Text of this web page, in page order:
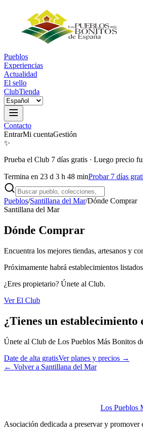
Pueblos
Experiencias
Actualidad
El sello
ClubTienda
Contacto
EntrarMi cuentaGestión
✨
Prueba el Club 7 días gratis · Luego precio
Termina en 23 d 3 h 48 minProbar 7 días
Pueblos/Santillana del Mar/Dónde Comprar
Santillana del Mar
Dónde Comprar
Encuentra los mejores tiendas, artesanos y
Próximamente habrá establecimientos
¿Eres propietario? Únete al Club.
Ver El Club
¿Tienes un
Únete al Club de Los Pueblos Más Bonitos
Date de alta gratisVer planes y precios →
← Volver a Santillana del Mar
Los Pueblos
Asociación dedicada a preservar y